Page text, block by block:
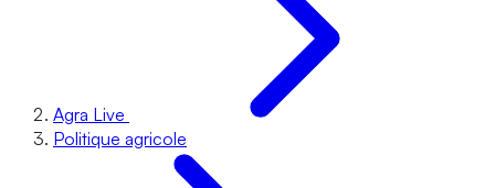
Agra Live
Politique agricole